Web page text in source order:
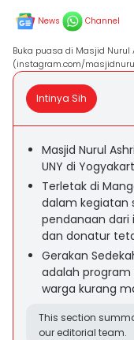
News Channel
Buka puasa di Masjid
(instagram.com/
Intinya Sih
Masjid Nurul
UNY di
Terletak di
dalam kegiatan
pendanaan dari
dan donatur
Gerakan
adalah
warga kurang
This section
our editorial team.